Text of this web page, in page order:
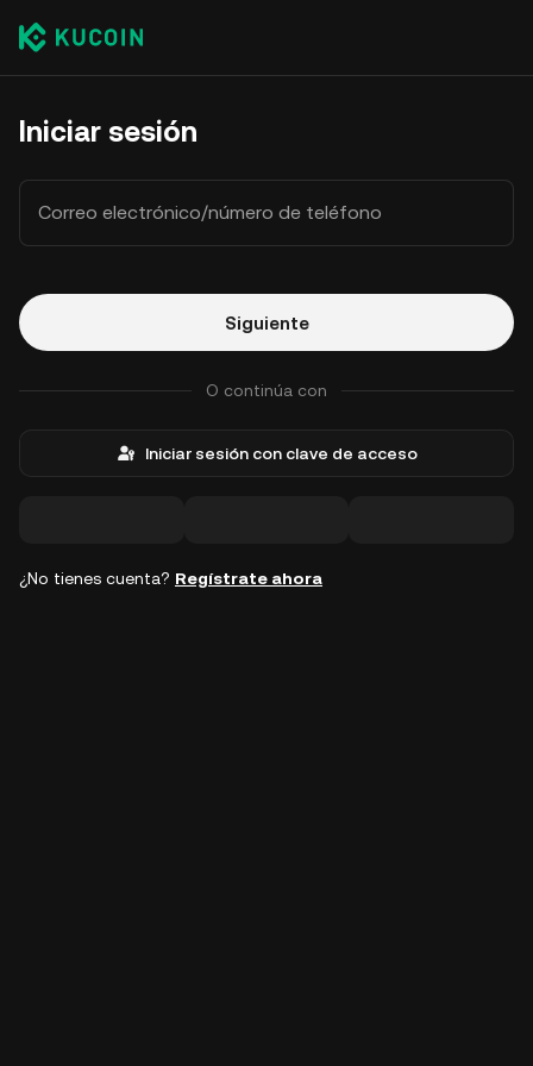
Iniciar sesión
Correo electrónico/número de teléfono
Siguiente
O continúa con
Iniciar sesión con clave de acceso
¿No tienes cuenta? Regístrate ahora